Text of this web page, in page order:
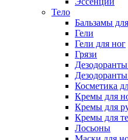
Тело
Бальзамы
Гели
Гели для ног
Грязи
Дезодоранты
Косметика
Кремы для
Кремы для
Кремы для
Лосьоны